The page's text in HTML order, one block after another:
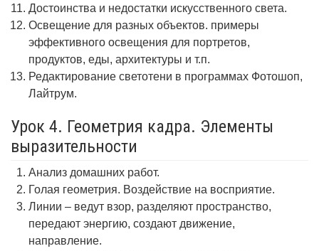
Достоинства и недостатки искусственного света.
Освещение для разных объектов. примеры
эффективного освещения для портретов,
продуктов, еды, архитектуры и т.п.
Редактирование светотени в программах Фотошоп,
Лайтрум.
Урок 4. Геометрия кадра. Элементы
выразительности
Анализ домашних работ.
Голая геометрия. Воздействие на восприятие.
Линии – ведут взор, разделяют пространство,
передают энергию, создают движение,
направление.